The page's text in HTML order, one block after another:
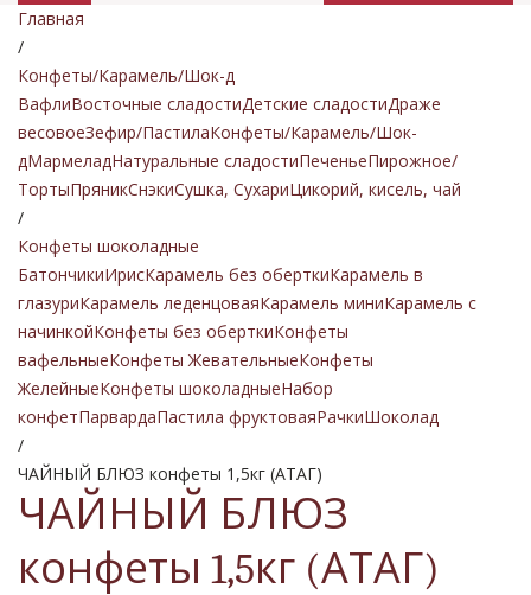
Промо товары
Главная
/
Конфеты/Карамель/Шок-д
ВафлиВосточные сладостиДетские сладостиДраже
весовоеЗефир/ПастилаКонфеты/Карамель/Шок-
дМармеладНатуральные сладостиПеченьеПирожное/
ТортыПряникСнэкиСушка, СухариЦикорий, кисель, чай
/
Конфеты шоколадные
БатончикиИрисКарамель без оберткиКарамель в
глазуриКарамель леденцоваяКарамель миниКарамель с
начинкойКонфеты без оберткиКонфеты
вафельныеКонфеты ЖевательныеКонфеты
ЖелейныеКонфеты шоколадныеНабор
конфетПарвардаПастила фруктоваяРачкиШоколад
/
ЧАЙНЫЙ БЛЮЗ конфеты 1,5кг (АТАГ)
ЧАЙНЫЙ БЛЮЗ
конфеты 1,5кг (АТАГ)